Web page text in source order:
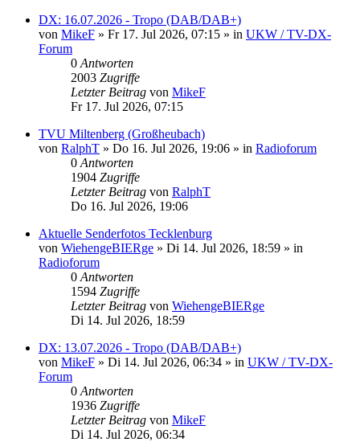
DX: 16.07.2026 - Tropo (DAB/DAB+)
von MikeF » Fr 17. Jul 2026, 07:15 » in UKW / TV-DX-
Forum
0 Antworten
2003 Zugriffe
Letzter Beitrag von MikeF
Fr 17. Jul 2026, 07:15
TVU Miltenberg (Großheubach)
von RalphT » Do 16. Jul 2026, 19:06 » in Radioforum
0 Antworten
1904 Zugriffe
Letzter Beitrag von RalphT
Do 16. Jul 2026, 19:06
Aktuelle Senderfotos Tecklenburg
von WiehengeBIERge » Di 14. Jul 2026, 18:59 » in
Radioforum
0 Antworten
1594 Zugriffe
Letzter Beitrag von WiehengeBIERge
Di 14. Jul 2026, 18:59
DX: 13.07.2026 - Tropo (DAB/DAB+)
von MikeF » Di 14. Jul 2026, 06:34 » in UKW / TV-DX-
Forum
0 Antworten
1936 Zugriffe
Letzter Beitrag von MikeF
Di 14. Jul 2026, 06:34